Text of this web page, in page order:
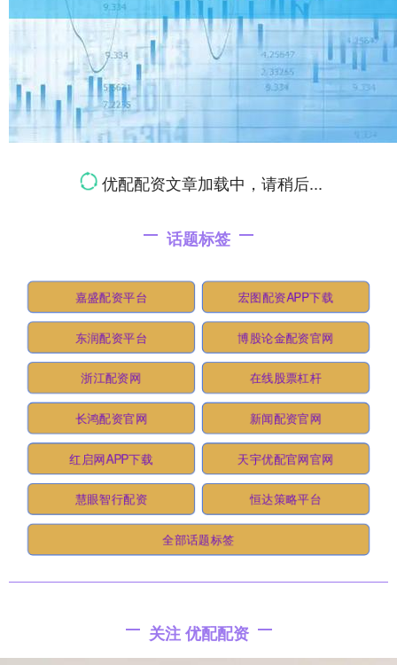
优配配资文章加载中，请稍后...
话题标签
嘉盛配资平台 宏图配资APP下载
东润配资平台 博股论金配资官网
浙江配资网 在线股票杠杆
长鸿配资官网 新闻配资官网
红启网APP下载 天宇优配官网官网
慧眼智行配资 恒达策略平台
全部话题标签
关注 优配配资